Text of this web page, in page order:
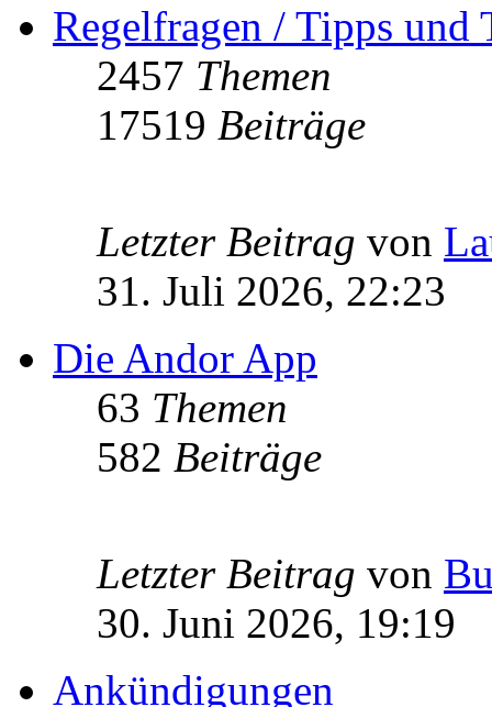
Regelfragen / Tipps und
2457 Themen
17519 Beiträge
Letzter Beitrag von
31. Juli 2026, 22:23
Die Andor App
63 Themen
582 Beiträge
Letzter Beitrag von
30. Juni 2026, 19:19
Ankündigungen